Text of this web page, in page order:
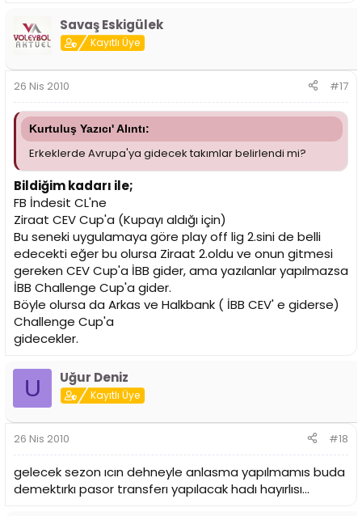
Savaş Eskigülek
Kayıtlı Üye
26 Nis 2010 #17
Kurtuluş Yazıcı' Alıntı:
Erkeklerde Avrupa'ya gidecek takımlar belirlendi mi?
Bildiğim kadarı ile;
FB İndesit CL'ne
Ziraat CEV Cup'a (Kupayı aldığı için)
Bu seneki uygulamaya göre play off lig 2.sini de belli
edecekti eğer bu olursa Ziraat 2.oldu ve onun gitmesi
gereken CEV Cup'a İBB gider, ama yazılanlar yapılmazsa
İBB Challenge Cup'a gider.
Böyle olursa da Arkas ve Halkbank ( İBB CEV' e giderse)
Challenge Cup'a
gidecekler.
U Uğur Deniz
Kayıtlı Üye
26 Nis 2010 #18
gelecek sezon ıcın dehneyle anlasma yapılmamıs buda
demektırkı pasor transferı yapılacak hadı hayırlısı...